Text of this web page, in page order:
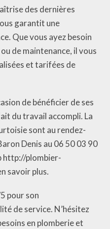
des dernières
garantit une
Que vous ayez besoin
de maintenance, il vous
et tarifées de
de bénéficier de ses
du travail accompli. La
sont au rendez-
Denis au 06 50 03 90
http://plombier-
savoir plus.
pour son
de service. N’hésitez
en plomberie et